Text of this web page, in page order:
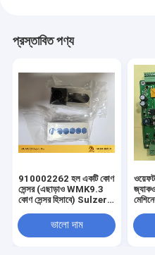
প্রস্তাবিত পণ্য
910002262 হল একটি কোণ
সেন্সর (এছাড়াও WMK9.3
কোণ সেন্সর হিসাবে) Sulzer
ব্যবহৃত।
ভালো দাম